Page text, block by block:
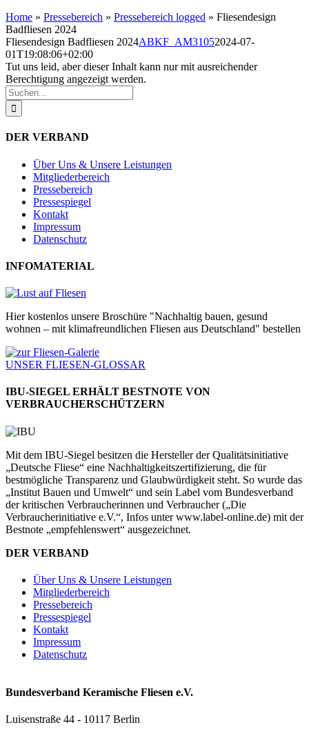
Home » Pressebereich » Pressebereich logged » Fliesendesign
Badfliesen 2024
Fliesendesign Badfliesen 2024ABKF_AM31052024-07-
01T19:08:06+02:00
Tut uns leid, aber dieser Inhalt kann nur mit ausreichender
Berechtigung angezeigt werden.
Suche
nach:
DER VERBAND
Über Uns & Unsere Leistungen
Mitgliederbereich
Pressebereich
Pressespiegel
Kontakt
Impressum
Datenschutz
INFOMATERIAL
Hier kostenlos unsere Broschüre "Nachhaltig bauen, gesund
wohnen – mit klimafreundlichen Fliesen aus Deutschland" bestellen
UNSER FLIESEN-GLOSSAR
IBU-SIEGEL ERHÄLT BESTNOTE VON
VERBRAUCHERSCHÜTZERN
Mit dem IBU-Siegel besitzen die Hersteller der Qualitätsinitiative
„Deutsche Fliese“ eine Nachhaltigkeitszertifizierung, die für
bestmögliche Transparenz und Glaubwürdigkeit steht. So wurde das
„Institut Bauen und Umwelt“ und sein Label vom Bundesverband
der kritischen Verbraucherinnen und Verbraucher („Die
Verbraucherinitiative e.V.“, Infos unter www.label-online.de) mit der
Bestnote „empfehlenswert“ ausgezeichnet.
DER VERBAND
Über Uns & Unsere Leistungen
Mitgliederbereich
Pressebereich
Pressespiegel
Kontakt
Impressum
Datenschutz
Bundesverband Keramische Fliesen e.V.
Luisenstraße 44 - 10117 Berlin